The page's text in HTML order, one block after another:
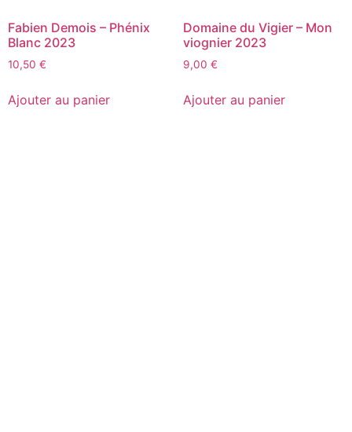
Fabien Demois – Phénix
Blanc 2023
10,50 €
Ajouter au panier
Domaine du Vigier – Mon
viognier 2023
9,00 €
Ajouter au panier